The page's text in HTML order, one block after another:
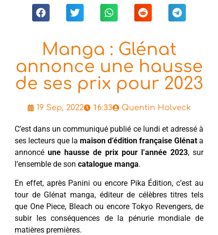
Manga : Glénat
annonce une hausse
de ses prix pour 2023
19 Sep, 2022 16:33 Quentin Holveck
C’est dans un communiqué publié ce lundi et adressé à
ses lecteurs que la maison d’édition française Glénat a
annoncé une hausse de prix pour l’année 2023, sur
l’ensemble de son catalogue manga.
En effet, après Panini ou encore Pika Édition, c’est au
tour de Glénat manga, éditeur de célèbres titres tels
que One Piece, Bleach ou encore Tokyo Revengers, de
subir les conséquences de la pénurie mondiale de
matières premières.